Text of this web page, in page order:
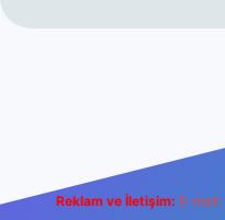
Reklam ve İletişim: E-mail: